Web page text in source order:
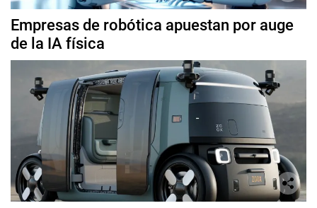
Empresas de robótica apuestan por auge
de la IA física